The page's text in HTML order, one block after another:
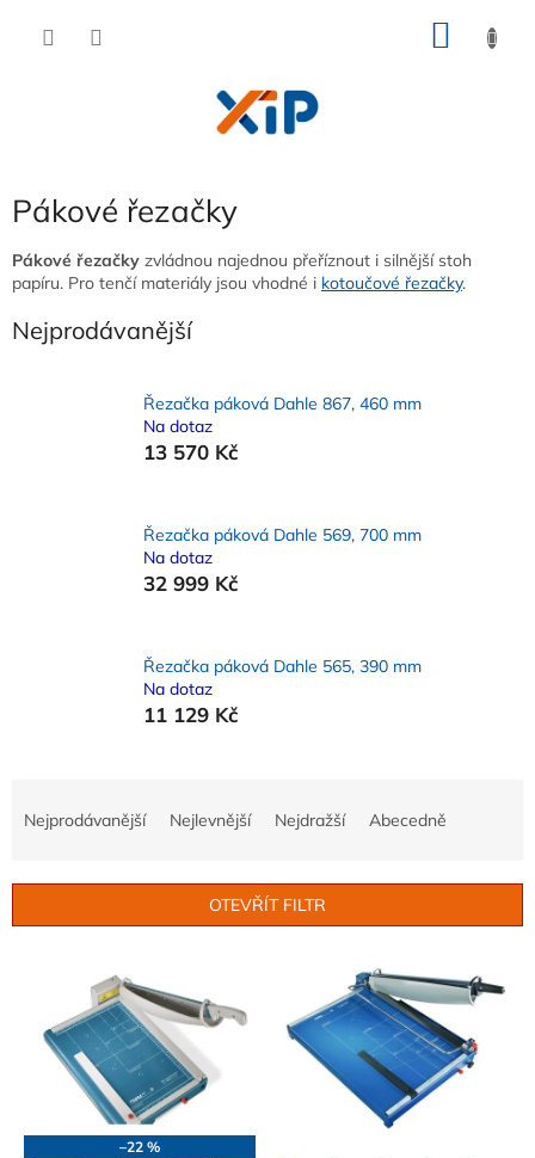
Pákové řezačky
Pákové řezačky zvládnou najednou přeříznout i silnější stoh
papíru. Pro tenčí materiály jsou vhodné i kotoučové řezačky.
Nejprodávanější
Řezačka páková Dahle 867, 460 mm
Na dotaz
13 570 Kč
Řezačka páková Dahle 569, 700 mm
Na dotaz
32 999 Kč
Řezačka páková Dahle 565, 390 mm
Na dotaz
11 129 Kč
í
ů
Nejprodávanější Nejlevnější Nejdražší Abecedně
OTEVŘÍT FILTR
–22 %